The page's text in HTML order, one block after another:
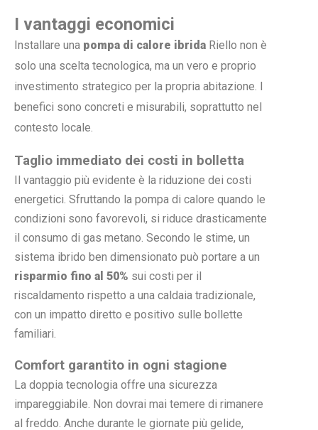
I vantaggi economici
Installare una pompa di calore ibrida Riello non è
solo una scelta tecnologica, ma un vero e proprio
investimento strategico per la propria abitazione. I
benefici sono concreti e misurabili, soprattutto nel
contesto locale.
Taglio immediato dei costi in bolletta
Il vantaggio più evidente è la riduzione dei costi
energetici. Sfruttando la pompa di calore quando le
condizioni sono favorevoli, si riduce drasticamente
il consumo di gas metano. Secondo le stime, un
sistema ibrido ben dimensionato può portare a un
risparmio fino al 50% sui costi per il
riscaldamento rispetto a una caldaia tradizionale,
con un impatto diretto e positivo sulle bollette
familiari.
Comfort garantito in ogni stagione
La doppia tecnologia offre una sicurezza
impareggiabile. Non dovrai mai temere di rimanere
al freddo. Anche durante le giornate più gelide,